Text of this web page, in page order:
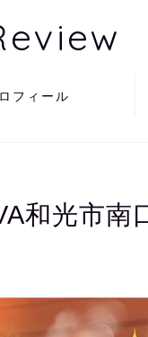
フィール
和光市南